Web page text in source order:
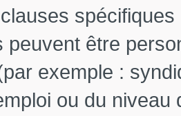
peuvent être
exemple :
ou du